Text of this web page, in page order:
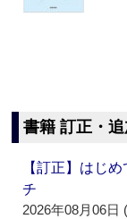
書籍 訂正・
【訂正】はじ
チ
2026年08月06日